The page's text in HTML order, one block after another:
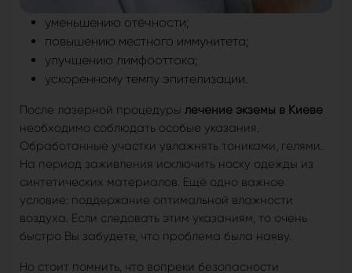
уменьшению отёчности;
повышению местного иммунитета;
улучшению лимфооттока;
ускоренному темпу эпителизации.
После лазерной процедуры лечение экземы в Киеве
необходимо соблюдать особые указания.
Обработанные участки увлажнять тониками, гелями.
На период заживления исключить носку одежды из
синтетических материалов. Ещё одно важное
условие: поддержание оптимальной влажности
воздуха. Если следовать этим указаниям, то очень
быстро Вы забудете, что проблема была наяву.
Но стоит помнить, что вопреки безопасности